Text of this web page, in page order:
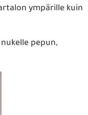
ympärille kuin
pepun,